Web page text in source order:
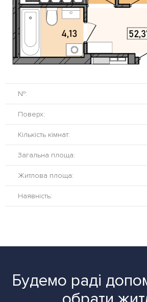
№:
Поверх:
Кількість кімнат:
Загальна площа:
Житлова площа:
Наявність:
Будемо раді